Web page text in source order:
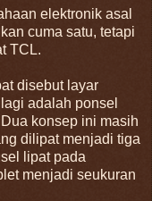
elektronik asal
cuma satu, tetapi
TCL.
disebut layar
adalah ponsel
konsep ini masih
dilipat menjadi tiga
lipat pada
menjadi seukuran